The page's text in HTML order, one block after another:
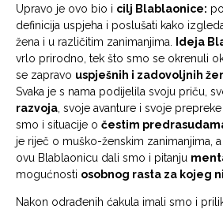
Upravo je ovo bio i cilj Blablaonice:
definicija uspjeha i poslušati kako
žena i u različitim zanimanjima.
Ideja
vrlo prirodno, tek što smo se okrenuli
se zapravo uspješnih i zadovoljnih
Svaka je s nama podijelila svoju priču,
razvoja , svoje avanture i svoje
smo i situacije o čestim
je riječ o muško-ženskim zanimanjima,
ovu Blablaonicu dali smo i pitanju
mogućnosti osobnog rasta za kojeg
Nakon odrađenih ćakula imali smo i